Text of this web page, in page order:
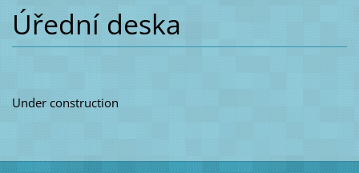
Úřední deska
Under construction